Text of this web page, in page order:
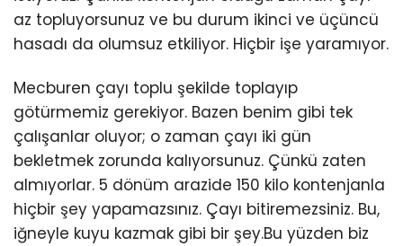
az topluyorsunuz ve bu durum ikinci ve üçüncü
hasadı da olumsuz etkiliyor. Hiçbir işe yaramıyor.
Mecburen çayı toplu şekilde toplayıp
götürmemiz gerekiyor. Bazen benim gibi tek
çalışanlar oluyor; o zaman çayı iki gün
bekletmek zorunda kalıyorsunuz. Çünkü zaten
almıyorlar. 5 dönüm arazide 150 kilo kontenjanla
hiçbir şey yapamazsınız. Çayı bitiremezsiniz. Bu,
iğneyle kuyu kazmak gibi bir şey.Bu yüzden biz